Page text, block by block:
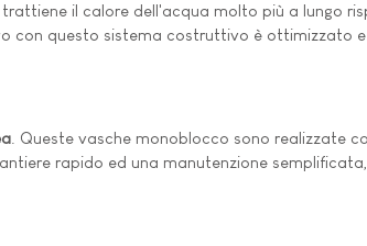
il calore dell'acqua molto più a lungo
con questo sistema costruttivo è ottimizzato
. Queste vasche monoblocco sono realizzate
rapido ed una manutenzione